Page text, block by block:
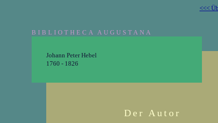
<<<
BIBLIOTHECA AUGUSTANA
Johann Peter Hebel
1760 - 1826
Der Autor